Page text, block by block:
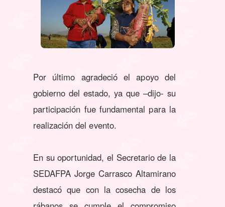
Por último agradeció el apoyo del
gobierno del estado, ya que –dijo- su
participación fue fundamental para la
realización del evento.
En su oportunidad, el Secretario de la
SEDAFPA Jorge Carrasco Altamirano
destacó que con la cosecha de los